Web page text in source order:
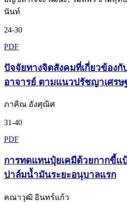
นันท์
24-30
PDF
ปัจจัยทางจิตสังคมที่เกี่ยวข้อง
อาจารย์ ตามแนวปรัชญาเศรษ
ภาคิณ อังศุณิศ
31-40
PDF
การทดแทนปุ๋ยเคมีด้วยกากขี้แ
ปาล์มน้ำมันระยะอนุบาลแรก
คณาวุฒิ อินทร์แก้ว